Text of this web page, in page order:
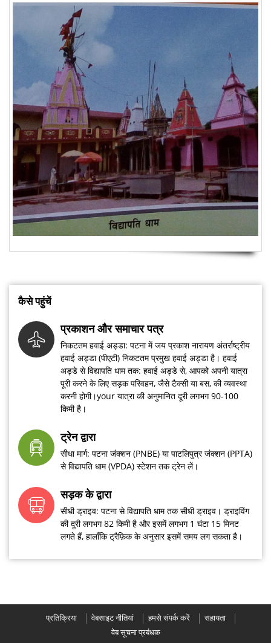
कैसे पहुंचें
प्रकाशन और समाचार पत्र
निकटतम हवाई अड्डा: पटना में जय प्रकाश नारायण अंतर्राष्ट्रीय
हवाई अड्डा (पीएटी) निकटतम प्रमुख हवाई अड्डा है। हवाई
अड्डे से विद्यापति धाम तक: हवाई अड्डे से, आपको अपनी यात्रा
पूरी करने के लिए सड़क परिवहन, जैसे टैक्सी या बस, की व्यवस्था
करनी होगी।your यात्रा की अनुमानित दूरी लगभग 90-100
किमी है।
ट्रेन द्वारा
सीधा मार्ग: पटना जंक्शन (PNBE) या पाटलिपुत्र जंक्शन (PPTA)
से विद्यापति धाम (VPDA) स्टेशन तक ट्रेन लें।
सड़क के द्वारा
सीधी ड्राइव: पटना से विद्यापति धाम तक सीधी ड्राइव। ड्राइविंग
की दूरी लगभग 82 किमी है और इसमें लगभग 1 घंटा 15 मिनट
लगते हैं, हालाँकि ट्रैफ़िक के अनुसार इसमें समय लग सकता है।
प्रतिक्रिया वेबसाइट नीतियां हमसे संपर्क करें
सहायता
वेब सूचना प्रबंधक